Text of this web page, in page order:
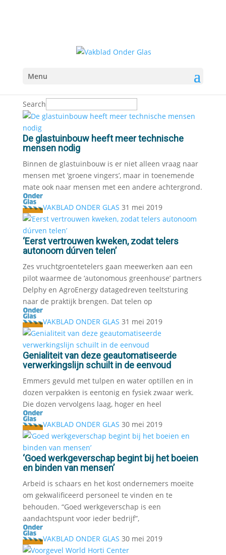
Menu
Search
De glastuinbouw heeft meer technische
mensen nodig
Binnen de glastuinbouw is er niet alleen vraag naar
mensen met ‘groene vingers’, maar in toenemende
mate ook naar mensen met een andere achtergrond.
VAKBLAD ONDER GLAS 31 mei 2019
‘Eerst vertrouwen kweken, zodat telers
autonoom dúrven telen’
Zes vruchtgroentetelers gaan meewerken aan een
pilot waarmee de ‘autonomous greenhouse’ partners
Delphy en AgroEnergy datagedreven teeltsturing
naar de praktijk brengen. Dat telen op
VAKBLAD ONDER GLAS 31 mei 2019
Genialiteit van deze geautomatiseerde
verwerkingslijn schuilt in de eenvoud
Emmers gevuld met tulpen en water optillen en in
dozen verpakken is eentonig en fysiek zwaar werk.
Die dozen vervolgens laag, hoger en heel
VAKBLAD ONDER GLAS 30 mei 2019
‘Goed werkgeverschap begint bij het boeien
en binden van mensen’
Arbeid is schaars en het kost ondernemers moeite
om gekwalificeerd personeel te vinden en te
behouden. “Goed werkgeverschap is een
aandachtspunt voor ieder bedrijf”,
VAKBLAD ONDER GLAS 30 mei 2019